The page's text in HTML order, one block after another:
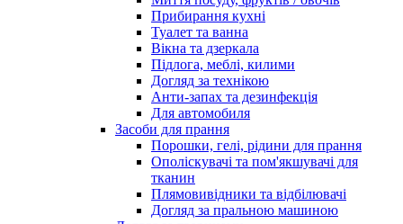
Прибирання кухні
Туалет та ванна
Вікна та дзеркала
Підлога, меблі, килими
Догляд за технікою
Анти-запах та дезинфекція
Для автомобиля
Засоби для прання
Порошки, гелі, рідини для прання
Ополіскувачі та пом'якшувачі для
тканин
Плямовивідники та відбілювачі
Догляд за пральною машиною